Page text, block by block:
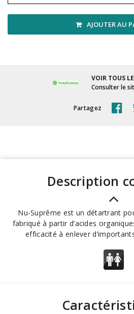
AJOUTER AU
VOIR TOUS
Consulter le
Partagez
description
Nu-Suprême est un détartrant pour cuvettes et urinoirs,
fabriqué à partir d’acides
efficacité à enlever